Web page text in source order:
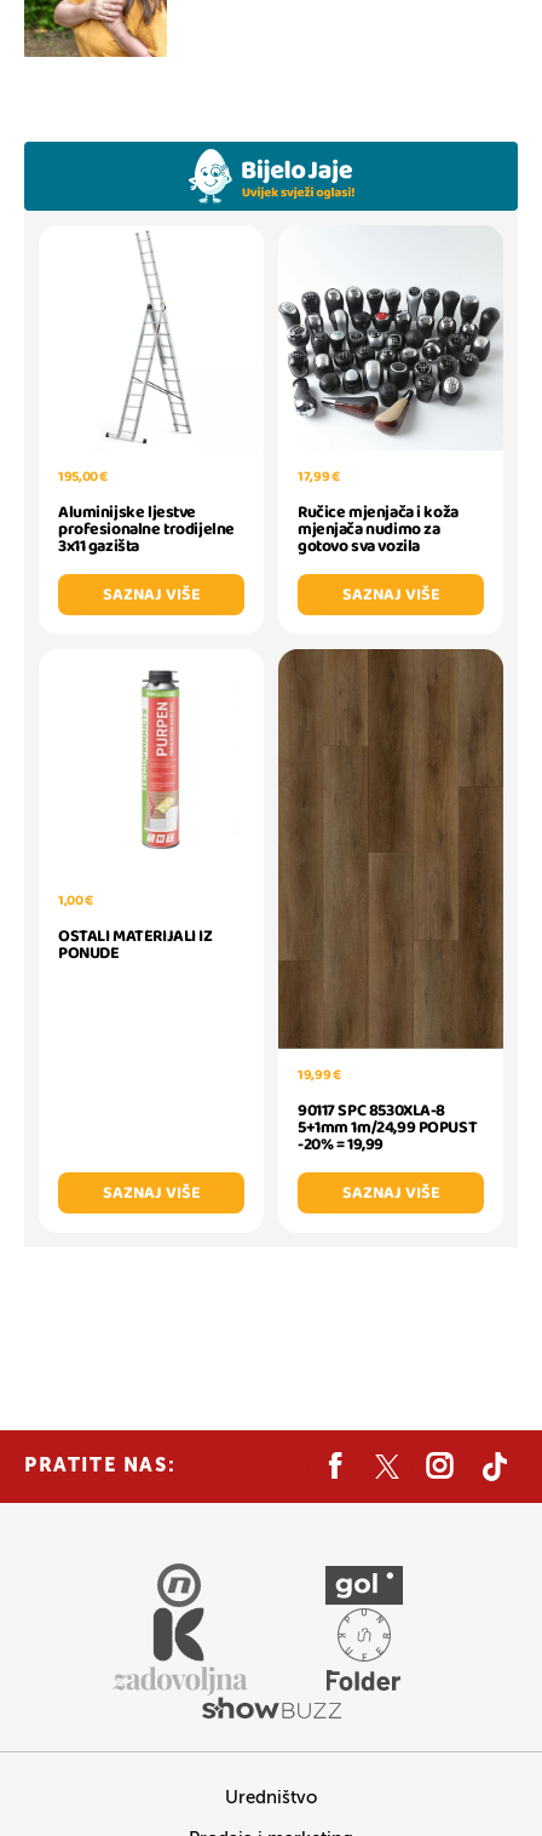
195,00 €
Aluminijske ljestve
profesionalne trodijelne
3x11 gazišta
SAZNAJ VIŠE
17,99 €
Ručice mjenjača i koža
mjenjača nudimo za
gotovo sva vozila
SAZNAJ VIŠE
1,00 €
OSTALI MATERIJALI IZ
PONUDE
SAZNAJ VIŠE
19,99 €
90117 SPC 8530XLA-8
5+1mm 1m/24,99 POPUST
-20% = 19,99
SAZNAJ VIŠE
PRATITE NAS:
Uredništvo